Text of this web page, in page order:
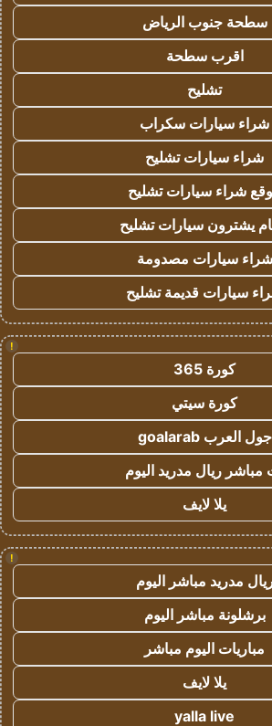
سطحة جنوب الرياض
اقرب سطحة
تشليح
شراء سيارات سكراب
شراء سيارات تشليح
شراء سيارات تشليح
يشترون سيارات تشليح
شراء سيارات مصدومة
سيارات قديمة تشليح
!
كورة 365
كورة سيتي
جول العرب goalarab
مباشر ريال مدريد اليوم
يلا لايف
!
مدريد مباشر اليوم
برشلونة مباشر اليوم
مباريات اليوم مباشر
يلا لايف
yalla live